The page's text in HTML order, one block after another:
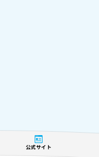
公式サイト